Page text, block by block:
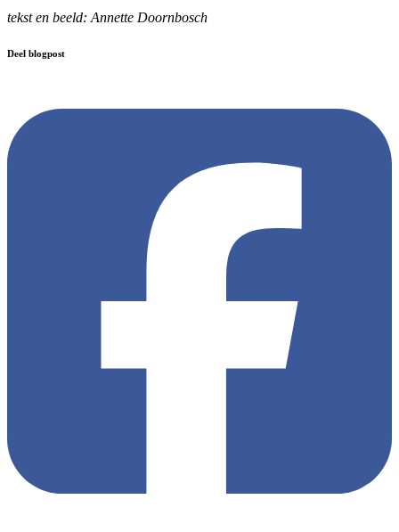
tekst en beeld: Annette Doornbosch
Deel blogpost